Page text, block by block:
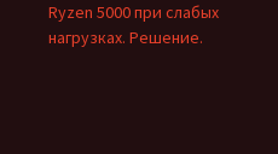
Ryzen 5000 при слабых
нагрузках. Решение.